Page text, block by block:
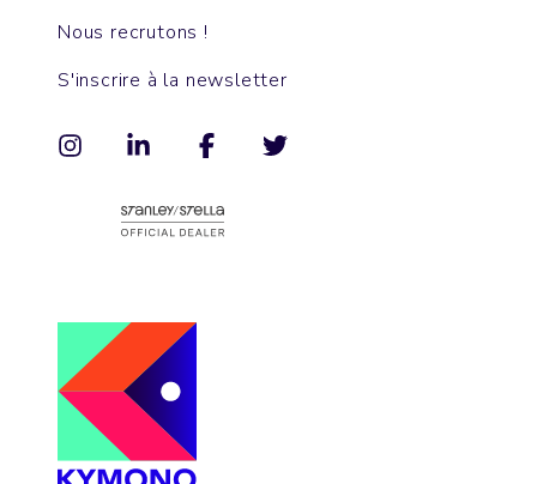
Nous recrutons !
S'inscrire à la newsletter